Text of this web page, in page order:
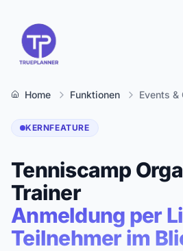
Home Funktionen Events &
KERNFEATURE
Tenniscamp
Trainer
Anmeldung per
Teilnehmer im